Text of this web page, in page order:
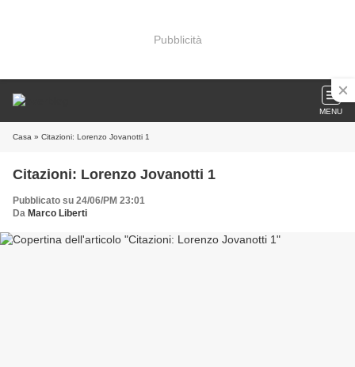
Pubblicità
MENU
Casa » Citazioni: Lorenzo Jovanotti 1
Citazioni: Lorenzo Jovanotti 1
Pubblicato su 24/06/PM 23:01
Da Marco Liberti